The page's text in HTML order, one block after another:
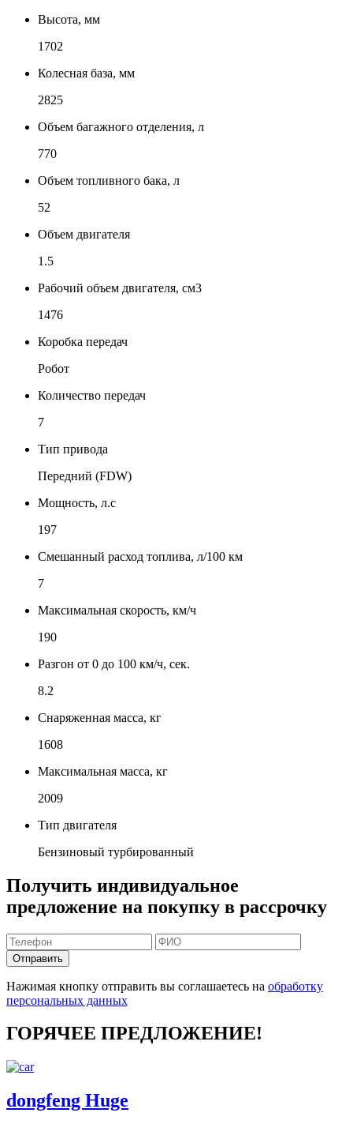
Высота, мм
1702
Колесная база, мм
2825
Объем багажного отделения, л
770
Объем топливного бака, л
52
Объем двигателя
1.5
Рабочий объем двигателя, см3
1476
Коробка передач
Робот
Количество передач
7
Тип привода
Передний (FDW)
Мощность, л.с
197
Смешанный расход топлива, л/100 км
7
Максимальная скорость, км/ч
190
Разгон от 0 до 100 км/ч, сек.
8.2
Снаряженная масса, кг
1608
Максимальная масса, кг
2009
Тип двигателя
Бензиновый турбированный
Получить индивидуальное
предложение на покупку в рассрочку
Отправить
Нажимая кнопку отправить вы соглашаетесь на обработку
персональных данных
ГОРЯЧЕЕ ПРЕДЛОЖЕНИЕ!
dongfeng Huge